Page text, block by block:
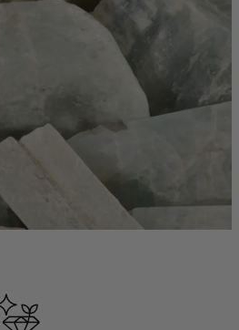
fler familjehalsband